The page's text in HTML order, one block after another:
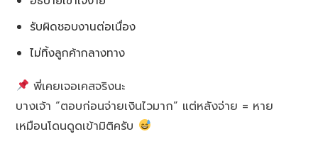
รับผิดชอบงานต่อเนื่อง
ไม่ทิ้งลูกค้ากลางทาง
พี่เคยเจอเคสจริงนะ
บางเจ้า “ตอบก่อนจ่ายเงินไวมาก” แต่หลังจ่าย = หาย
เหมือนโดนดูดเข้ามิติครับ